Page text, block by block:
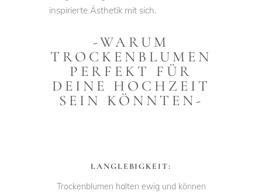
inspirierte Ästhetik mit sich.
-WARUM
TROCKENBLUMEN
PERFEKT FÜR
DEINE HOCHZEIT
SEIN KÖNNTEN-
LANGLEBIGKEIT:
Trockenblumen halten ewig und können